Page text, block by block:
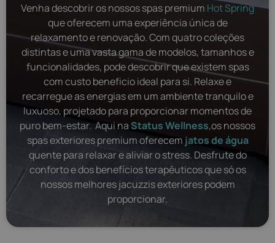
Venha descobrir os nossos spas premium Hot Spring
que oferecem uma experiência única de
relaxamento e renovação. Com quatro coleções
distintas e uma vasta gama de modelos, tamanhos e
funcionalidades, pode descobrir que existem spas
com custo beneficio ideal para si. Relaxe e
recarregue as energias em um ambiente tranquilo e
luxuoso, projetado para proporcionar momentos de
puro bem-estar. Aqui na Status Wellness,os nossos
spas exteriores premium oferecem jatos de água
quente para relaxar e aliviar o stress. Desfrute do
conforto e dos benefícios terapêuticos que só os
nossos melhores jacuzzis exteriores podem
proporcionar.